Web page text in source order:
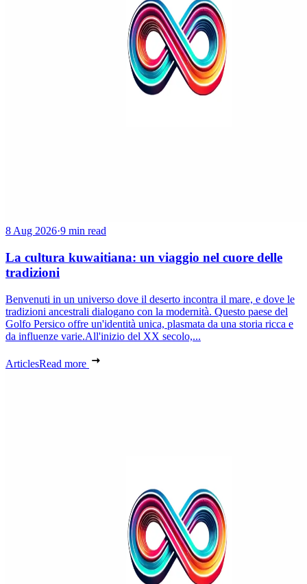
8 Aug 2026·9 min read
La cultura kuwaitiana: un viaggio nel cuore delle
tradizioni
Benvenuti in un universo dove il deserto incontra il mare, e dove le
tradizioni ancestrali dialogano con la modernità. Questo paese del
Golfo Persico offre un'identità unica, plasmata da una storia ricca e
da influenze varie.All'inizio del XX secolo,...
ArticlesRead more